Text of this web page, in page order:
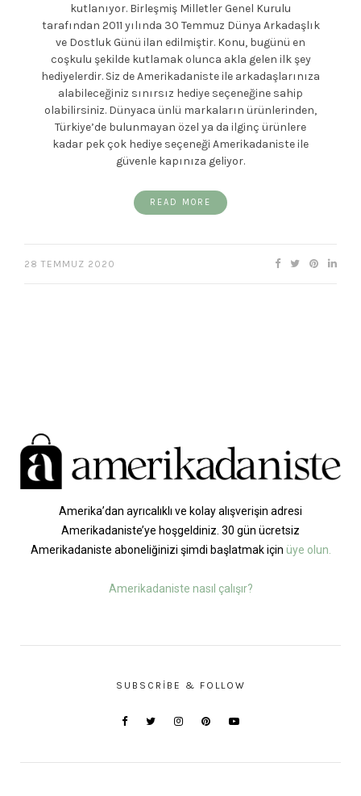
kutlanıyor. Birleşmiş Milletler Genel Kurulu
tarafından 2011 yılında 30 Temmuz Dünya Arkadaşlık
ve Dostluk Günü ilan edilmiştir. Konu, bugünü en
coşkulu şekilde kutlamak olunca akla gelen ilk şey
hediyelerdir. Siz de Amerikadaniste ile arkadaşlarınıza
alabileceğiniz sınırsız hediye seçeneğine sahip
olabilirsiniz. Dünyaca ünlü markaların ürünlerinden,
Türkiye’de bulunmayan özel ya da ilginç ürünlere
kadar pek çok hediye seçeneği Amerikadaniste ile
güvenle kapınıza geliyor.
READ MORE
28 TEMMUZ 2020
Amerika’dan ayrıcalıklı ve kolay alışverişin adresi
Amerikadaniste’ye hoşgeldiniz. 30 gün ücretsiz
Amerikadaniste aboneliğinizi şimdi başlatmak için üye olun.
Amerikadaniste nasıl çalışır?
SUBSCRIBE & FOLLOW